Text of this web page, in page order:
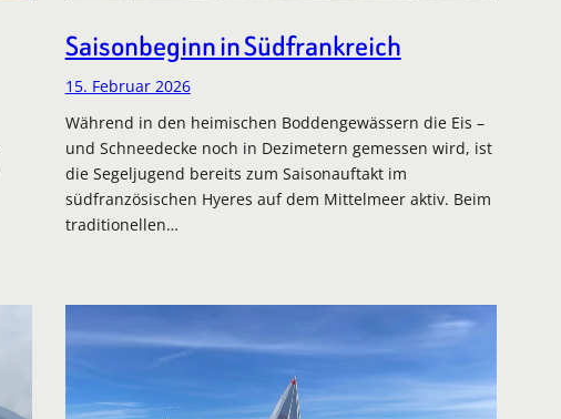
Saisonbeginn in Südfrankreich
15. Februar 2026
Während in den heimischen Boddengewässern die Eis –
und Schneedecke noch in Dezimetern gemessen wird, ist
die Segeljugend bereits zum Saisonauftakt im
südfranzösischen Hyeres auf dem Mittelmeer aktiv. Beim
traditionellen…